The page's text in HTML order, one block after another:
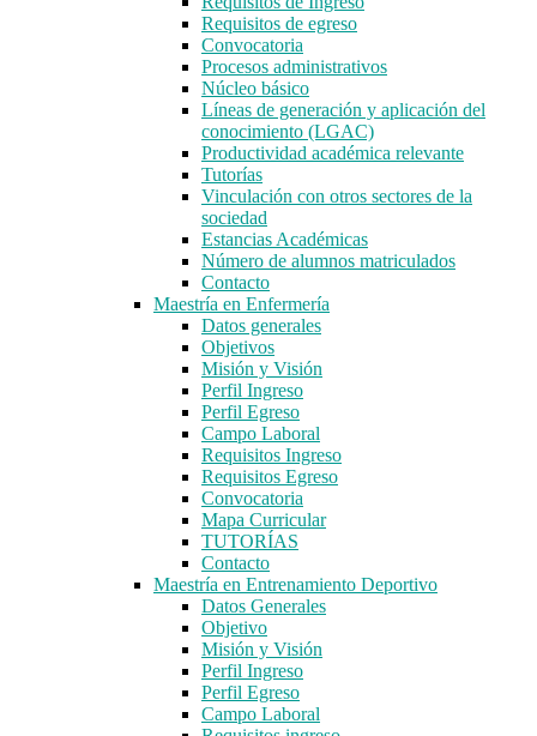
Requisitos de egreso
Convocatoria
Procesos administrativos
Núcleo básico
Líneas de generación y aplicación del
conocimiento (LGAC)
Productividad académica relevante
Tutorías
Vinculación con otros sectores de la
sociedad
Estancias Académicas
Número de alumnos matriculados
Contacto
Maestría en Enfermería
Datos generales
Objetivos
Misión y Visión
Perfil Ingreso
Perfil Egreso
Campo Laboral
Requisitos Ingreso
Requisitos Egreso
Convocatoria
Mapa Curricular
TUTORÍAS
Contacto
Maestría en Entrenamiento Deportivo
Datos Generales
Objetivo
Misión y Visión
Perfil Ingreso
Perfil Egreso
Campo Laboral